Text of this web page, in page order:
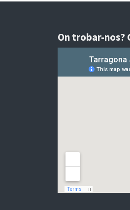
On trobar-nos?